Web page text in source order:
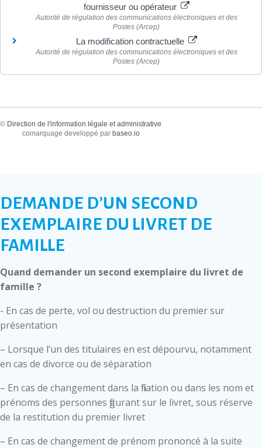
fournisseur ou opérateur
Autorité de régulation des communications électroniques et des
Postes (Arcep)
La modification contractuelle
Autorité de régulation des communications électroniques et des
Postes (Arcep)
© Direction de l'information légale et administrative
comarquage developpé par baseo.io
DEMANDE D’UN SECOND
EXEMPLAIRE DU LIVRET DE
FAMILLE
Quand demander un second exemplaire du livret de
famille ?
- En cas de perte, vol ou destruction du premier sur
présentation
– Lorsque l’un des titulaires en est dépourvu, notamment
en cas de divorce ou de séparation
– En cas de changement dans la filiation ou dans les nom et
prénoms des personnes figurant sur le livret, sous réserve
de la restitution du premier livret
– En cas de changement de prénom prononcé à la suite